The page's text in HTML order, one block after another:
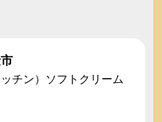
チン）ソフトクリーム